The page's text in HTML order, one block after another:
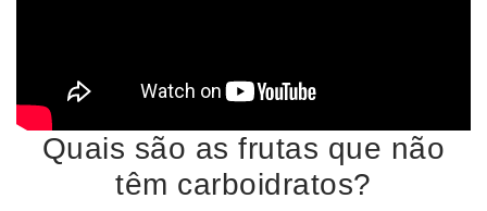
Quais são as frutas que não
têm carboidratos?